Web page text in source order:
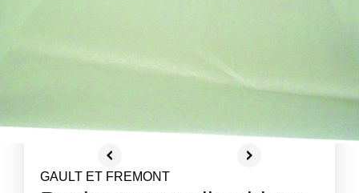
GAULT ET FREMONT